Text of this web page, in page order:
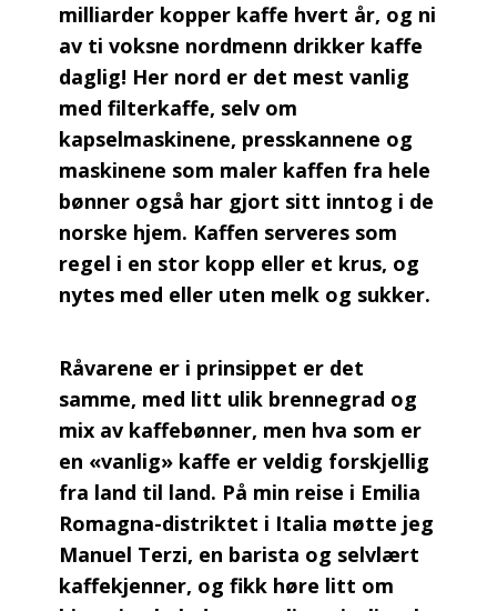
milliarder kopper kaffe hvert år, og ni
av ti voksne nordmenn drikker kaffe
daglig! Her nord er det mest vanlig
med filterkaffe, selv om
kapselmaskinene, presskannene og
maskinene som maler kaffen fra hele
bønner også har gjort sitt inntog i de
norske hjem. Kaffen serveres som
regel i en stor kopp eller et krus, og
nytes med eller uten melk og sukker.
Råvarene er i prinsippet er det
samme, med litt ulik brennegrad og
mix av kaffebønner, men hva som er
en «vanlig» kaffe er veldig forskjellig
fra land til land. På min reise i Emilia
Romagna-distriktet i Italia møtte jeg
Manuel Terzi, en barista og selvlært
kaffekjenner, og fikk høre litt om